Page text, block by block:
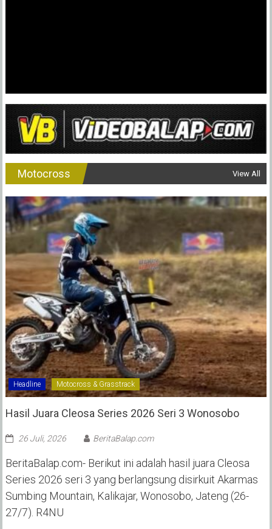
Motocross View All
Headline Motocross & Grasstrack
Hasil Juara Cleosa Series 2026 Seri 3 Wonosobo ‎
26 Juli, 2026 BeritaBalap.com
BeritaBalap.com- Berikut ini adalah hasil juara Cleosa
Series 2026 seri 3 yang berlangsung disirkuit Akarmas
Sumbing Mountain, Kalikajar, Wonosobo, Jateng (26-
27/7). R4NU